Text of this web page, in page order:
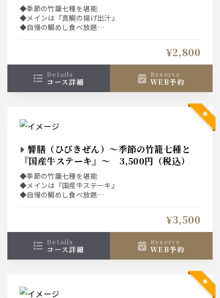
◆季節の竹籠七種を堪能
◆メインは『真鯛の揚げ出汁』
◆自慢の鯛めし食べ放題
¥2,800
details
コース詳細
reserve
WEB予約
響膳（ひびきぜん）～季節の竹籠七種と
『国産牛ステーキ』～ 3,500円（税込）
◆季節の竹籠七種を堪能
◆メインは『国産牛ステーキ』
◆自慢の鯛めし食べ放題
¥3,500
details
コース詳細
reserve
WEB予約